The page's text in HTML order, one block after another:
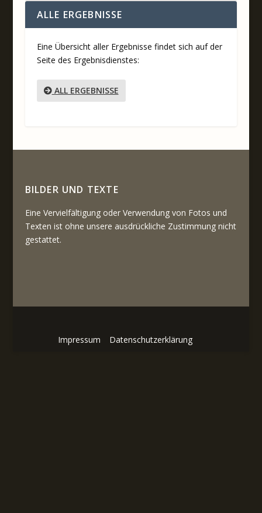
ALLE ERGEBNISSE
Eine Übersicht aller Ergebnisse findet sich auf der
Seite des Ergebnisdienstes:
ALL ERGEBNISSE
BILDER UND TEXTE
Eine Vervielfältigung oder Verwendung von Fotos und
Texten ist ohne unsere ausdrückliche Zustimmung nicht
gestattet.
Impressum Datenschutzerklärung